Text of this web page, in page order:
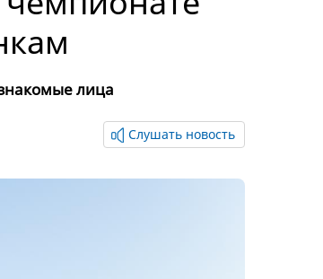
лица
Слушать новость